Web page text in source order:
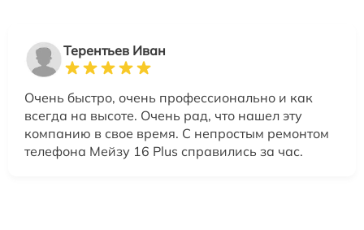
Терентьев Иван
Очень быстро, очень профессионально и как
всегда на высоте. Очень рад, что нашел эту
компанию в свое время. С непростым ремонтом
телефона Мейзу 16 Plus справились за час.